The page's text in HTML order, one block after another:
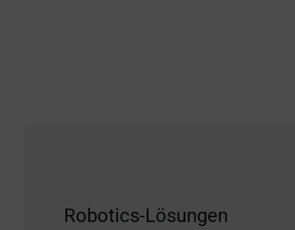
Robotics-Lösungen